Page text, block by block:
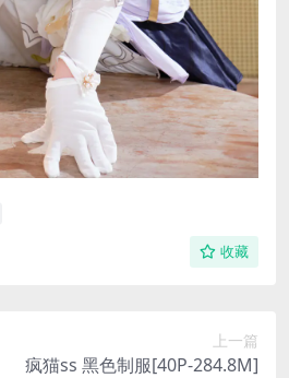
收藏
上一篇
疯猫ss 黑色制服[40P-284.8M]